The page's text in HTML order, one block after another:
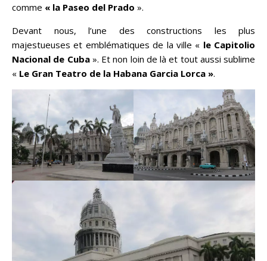
comme « la Paseo del Prado ».
Devant nous, l’une des constructions les plus
majestueuses et emblématiques de la ville « le Capitolio
Nacional de Cuba». Et non loin de là et tout aussi sublime
« Le Gran Teatro de la Habana Garcia Lorca ».